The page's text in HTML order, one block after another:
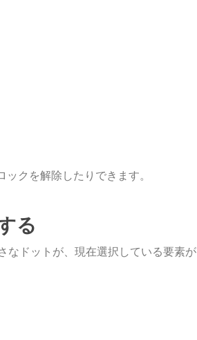
クを解除したりできます。
る
なドットが、現在選択している要素が